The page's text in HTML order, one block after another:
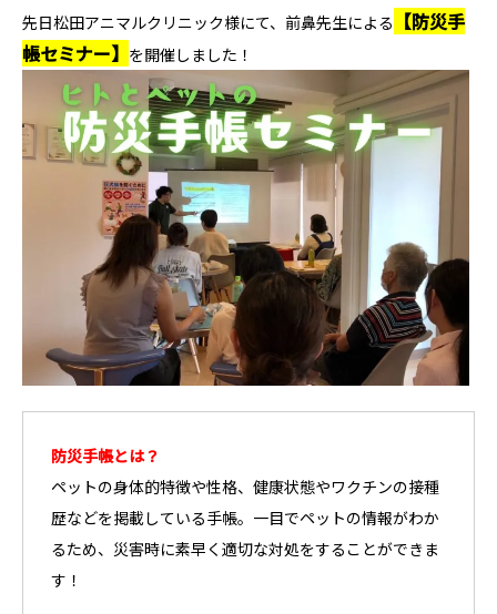
先日松田アニマルクリニック様にて、前鼻先生による 【防災手
帳セミナー】 を開催しました！
防災手帳とは？
ペットの身体的特徴や性格、健康状態やワクチンの接種
歴などを掲載している手帳。一目でペットの情報がわか
るため、災害時に素早く適切な対処をすることができま
す！